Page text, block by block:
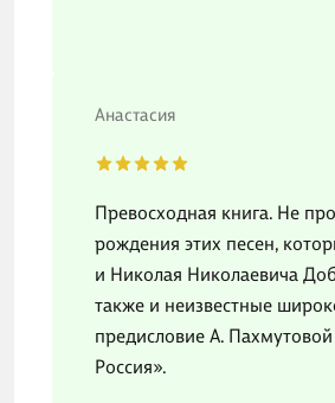
Анастасия
Превосходная книга. Не
рождения этих песен,
и Николая Николаевича
также и неизвестные
предисловие А.
Россия».